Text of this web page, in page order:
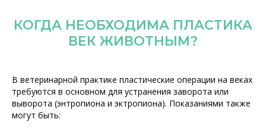
КОГДА НЕОБХОДИМА ПЛАСТИКА
ВЕК ЖИВОТНЫМ?
В ветеринарной практике пластические операции на веках
требуются в основном для устранения заворота или
выворота (энтропиона и эктропиона). Показаниями также
могут быть: